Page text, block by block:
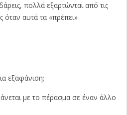
πολλά εξαρτώνται από τις
όταν αυτά τα «πρέπει»
εξαφάνιση;
με το πέρασμα σε έναν άλλο